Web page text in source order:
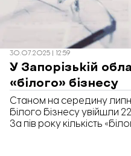
30.07.2025 | 12:59
У Запорізькій
«білого» бізнесу
Станом на середину
білого бізнесу увійшли
За пів року кількість